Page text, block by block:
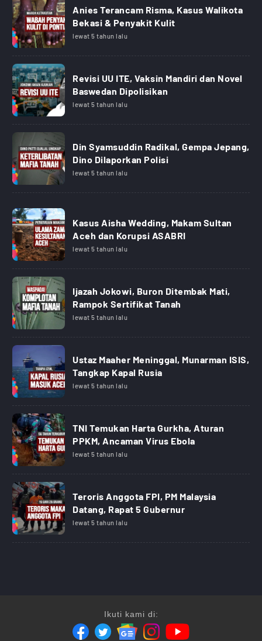
Anies Terancam Risma, Kasus Walikota
Bekasi & Penyakit Kulit
lewat 5 tahun lalu
Revisi UU ITE, Vaksin Mandiri dan Novel
Baswedan Dipolisikan
lewat 5 tahun lalu
Din Syamsuddin Radikal, Gempa Jepang,
Dino Dilaporkan Polisi
lewat 5 tahun lalu
Kasus Aisha Wedding, Makam Sultan
Aceh dan Korupsi ASABRI
lewat 5 tahun lalu
Ijazah Jokowi, Buron Ditembak Mati,
Rampok Sertifikat Tanah
lewat 5 tahun lalu
Ustaz Maaher Meninggal, Munarman ISIS,
Tangkap Kapal Rusia
lewat 5 tahun lalu
TNI Temukan Harta Gurkha, Aturan
PPKM, Ancaman Virus Ebola
lewat 5 tahun lalu
Teroris Anggota FPI, PM Malaysia
Datang, Rapat 5 Gubernur
lewat 5 tahun lalu
Ikuti kami di: